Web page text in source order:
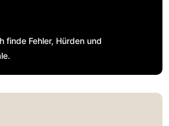
finde Fehler, Hürden und